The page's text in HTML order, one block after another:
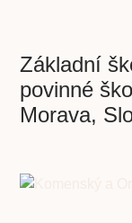
Základní
povinné
Morava,